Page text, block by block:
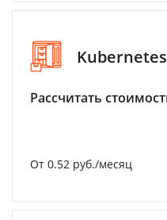
Kubernetes
Рассчитать
От 0.52 руб./месяц